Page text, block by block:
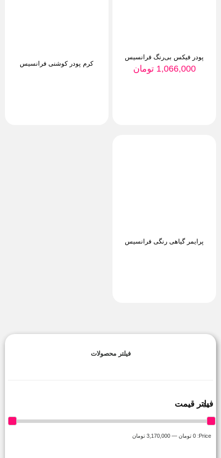
پودر فیکس بی‌رنگ فرانسیس
1,066,000 تومان
کرم پودر کوشنی فرانسیس
پرایمر گیاهی رنگی فرانسیس
فیلتر محصولات
فیلتر قیمت
Price: 0 تومان — 3,170,000 تومان